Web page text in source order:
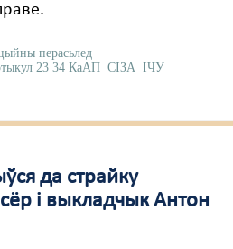
перасьлед
23 34 КаАП СІЗА ІЧУ
да страйку
і выкладчык Антон